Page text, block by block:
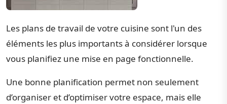
Les plans de travail de votre cuisine sont l'un des
éléments les plus importants à considérer lorsque
vous planifiez une mise en page fonctionnelle.
Une bonne planification permet non seulement
d’organiser et d’optimiser votre espace, mais elle